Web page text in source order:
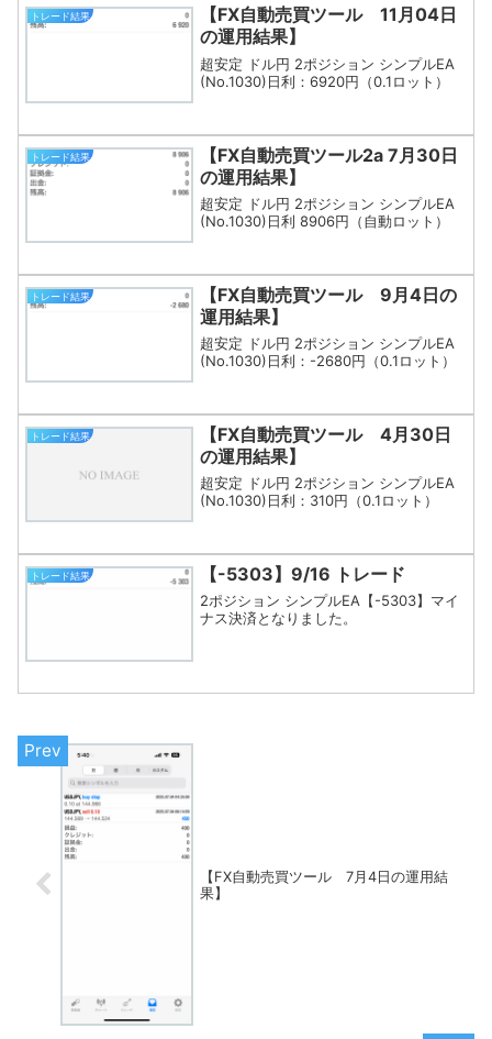
トレード結果
【FX自動売買ツール 11月04日
の運用結果】
超安定 ドル円 2ポジション シンプルEA
(No.1030)日利：6920円（0.1ロット）
トレード結果
【FX自動売買ツール2a 7月30日
の運用結果】
超安定 ドル円 2ポジション シンプルEA
(No.1030)日利 8906円（自動ロット）
トレード結果
【FX自動売買ツール 9月4日の
運用結果】
超安定 ドル円 2ポジション シンプルEA
(No.1030)日利：-2680円（0.1ロット）
トレード結果
【FX自動売買ツール 4月30日
の運用結果】
超安定 ドル円 2ポジション シンプルEA
(No.1030)日利：310円（0.1ロット）
トレード結果 【-5303】9/16 トレード
2ポジション シンプルEA【-5303】マイ
ナス決済となりました。
【FX自動売買ツール 7月4日の運用結
果】